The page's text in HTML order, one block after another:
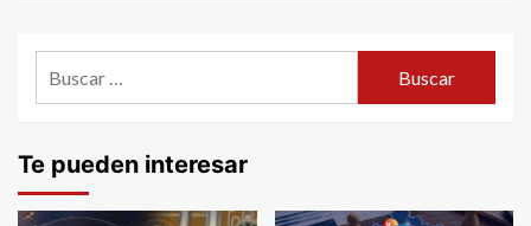
Te pueden interesar